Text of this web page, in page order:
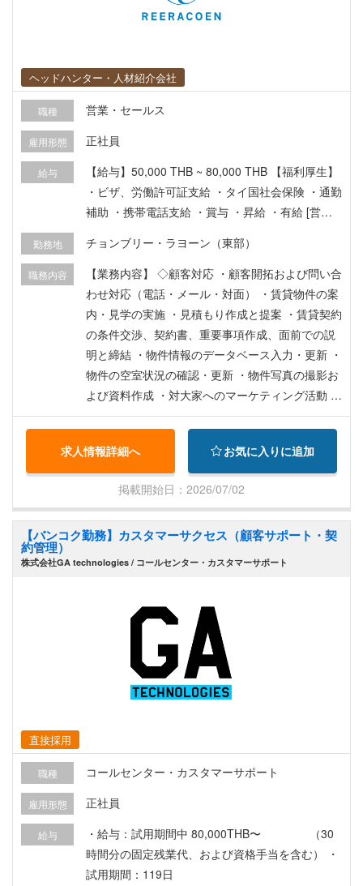
ヘッドハンター・人材紹介会社
職種 営業・セールス
雇用形態 正社員
給与
【給与】50,000 THB ~ 80,000 THB 【福利厚生】
・ビザ、労働許可証支給 ・タイ国社会保険 ・通勤
補助 ・携帯電話支給 ・賞与 ・昇給 ・有給 [営業
ンティブ、コミッション：有
勤務地 チョンブリー・ラヨーン（東部）
職務内容
【業務内容】 ◇顧客対応 ・顧客開拓および問い合
わせ対応（電話・メール・対面） ・賃貸物件の案
内・見学の実施 ・見積もり作成と提案 ・賃貸契約
の条件交渉、契約書、重要事項作成、面前での説
明と締結 ・物件情報のデータベース入力・更新 ・
物件の空室状況の確認・更新 ・物件写真の撮影お
よび資料作成 ・対大家へのマーケティング活動 ・
物件広告の作成および掲載（ウェブサイト、SN
S、不動産ポータルサイト） ・プロモーション活
動の企画・実施 ・市場調査と競合分析と提案 ◇テ
ナント管理 ・テナントからの要望や不具合時修理
の手配対応 ・定期的な物件点検とメンテナンスの
調整 ・解約手続きの管理
求人情報詳細へ お気に入りに追加
掲載開始日：2026/07/02
【バンコク勤務】カスタマーサクセス（顧客サポート・契
約管理）
株式会社GA technologies / コールセンター・カスタマーサポート
直接採用
職種 コールセンター・カスタマーサポート
雇用形態 正社員
給与
・給与：試用期間中 80,000THB〜 （30
時間分の固定残業代、および資格手当を含む） ・
試用期間：119日